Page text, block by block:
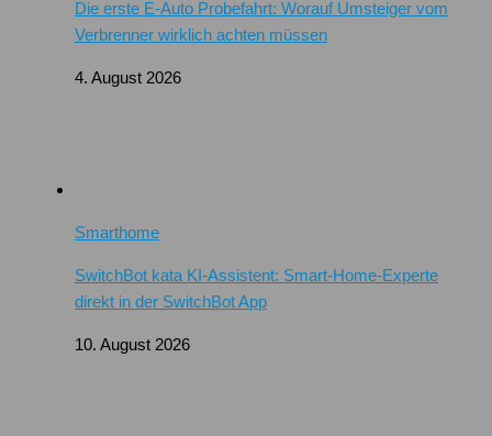
Die erste E-Auto Probefahrt: Worauf Umsteiger vom
Verbrenner wirklich achten müssen
4. August 2026
Smarthome
SwitchBot kata KI-Assistent: Smart-Home-Experte
direkt in der SwitchBot App
10. August 2026